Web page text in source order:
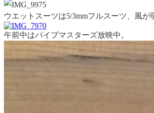
ウエットスーツは5/3mmフルスーツ、風
午前中はパイプマスターズ放映中。